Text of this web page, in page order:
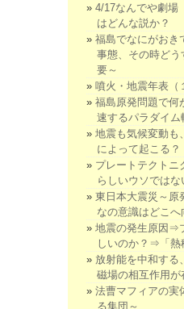
4/17なんでや劇
はどんな説か？
福島でなにがおき
事態、その時ど
要～
噴火・地震年表（
福島原発問題で
速するパラダイム
地震も気候変動も
によって起こる？
プレートテクトニ
らしいウソではな
東日本大震災～原
なの意識はどこへ
地震の発生原因⇒
しいのか？⇒「熱
放射能を中和する
磁場の相互作用が
法曹マフィアの実
る集団～